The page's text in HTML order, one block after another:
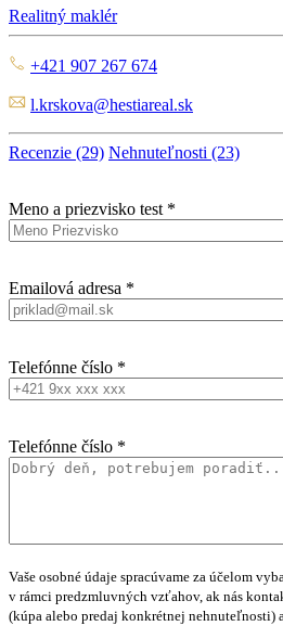
Realitný maklér
+421 907 267 674
l.krskova@hestiareal.sk
Recenzie (29) Nehnuteľnosti (23)
Meno a priezvisko test *
Emailová adresa *
Telefónne číslo *
Telefónne číslo *
Vaše osobné údaje spracúvame za účelom
v rámci predzmluvných vzťahov, ak nás
(kúpa alebo predaj konkrétnej nehnuteľnosti)